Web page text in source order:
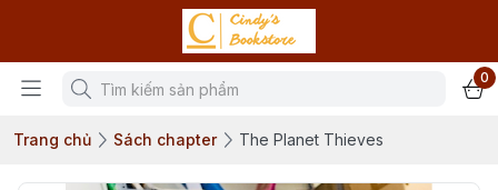
0
Trang chủ Sách chapter The Planet Thieves